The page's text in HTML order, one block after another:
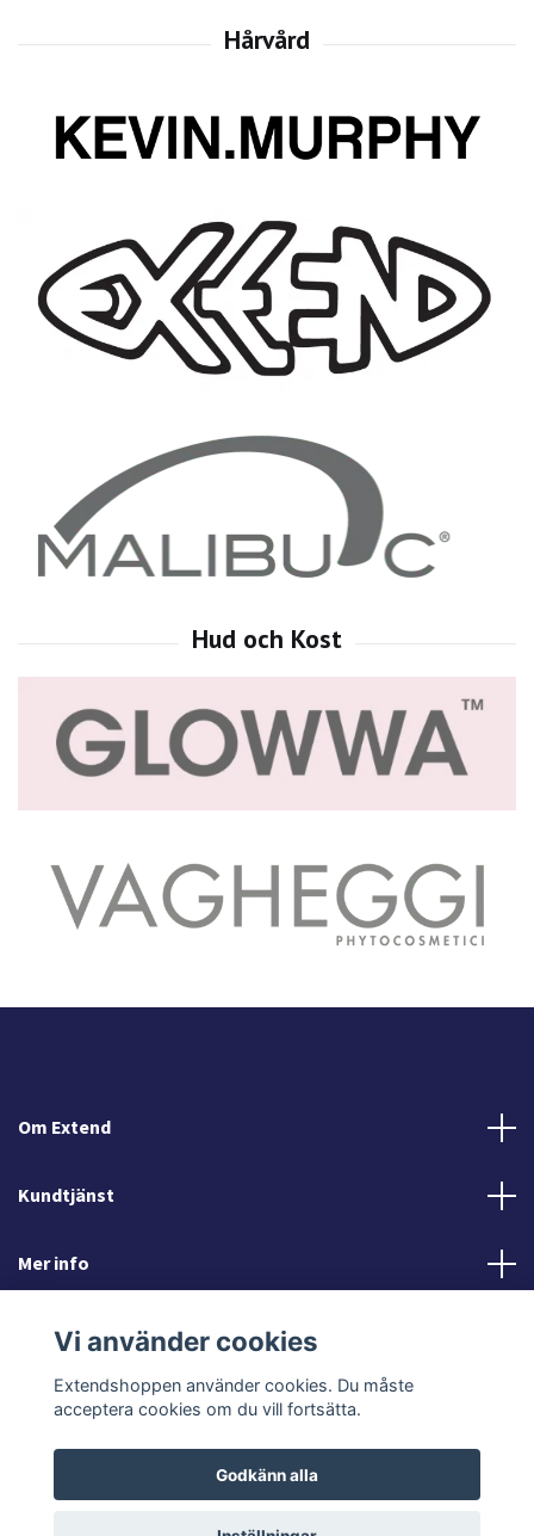
Om Extend
Kundtjänst
Mer info
Sociala medier
© 2026 Extendshoppen
Vi använder cookies
Extendshoppen använder cookies. Du måste
acceptera cookies om du vill fortsätta.
Godkänn alla